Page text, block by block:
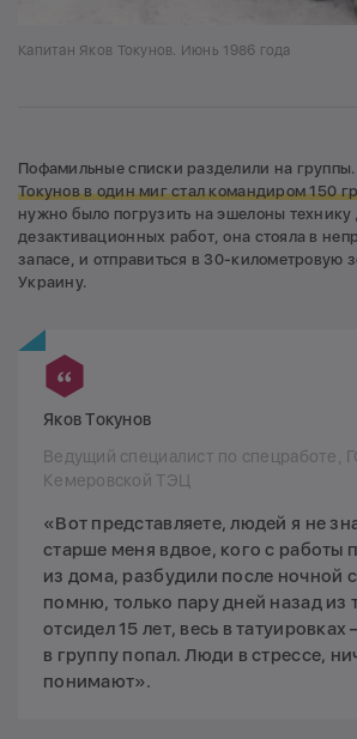
Капитан Яков Токунов. Июнь 1986 года
Пофамильные списки разделили на группы.
Токунов в один миг стал командиром 150
нужно было погрузить на эшелоны технику
дезактивационных работ, она стояла в
запасе, и отправиться в 30-километровую
Украину.
Яков Токунов
Ведущий специалист по спецработе,
Кемеровской ТЭЦ
«Вот представляете, людей я не
старше меня вдвое, кого с работы
из дома, разбудили после ночной
помню, только пару дней назад
отсидел 15 лет, весь в
в группу попал. Люди в стрессе,
понимают».